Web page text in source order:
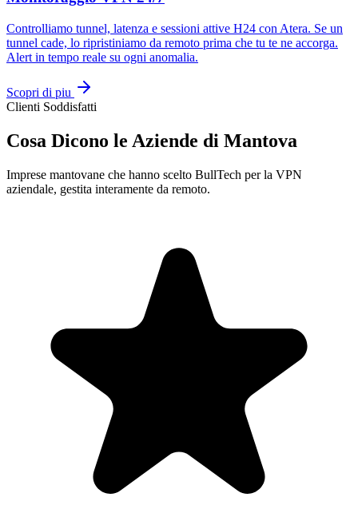
Controlliamo tunnel, latenza e sessioni attive H24 con Atera. Se un
tunnel cade, lo ripristiniamo da remoto prima che tu te ne accorga.
Alert in tempo reale su ogni anomalia.
Scopri di piu
Clienti Soddisfatti
Cosa Dicono le Aziende di Mantova
Imprese mantovane che hanno scelto BullTech per la VPN
aziendale, gestita interamente da remoto.